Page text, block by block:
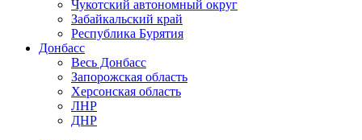
Чукотский автономный округ
Забайкальский край
Республика Бурятия
Донбасс
Весь Донбасс
Запорожская область
Херсонская область
ЛНР
ДНР